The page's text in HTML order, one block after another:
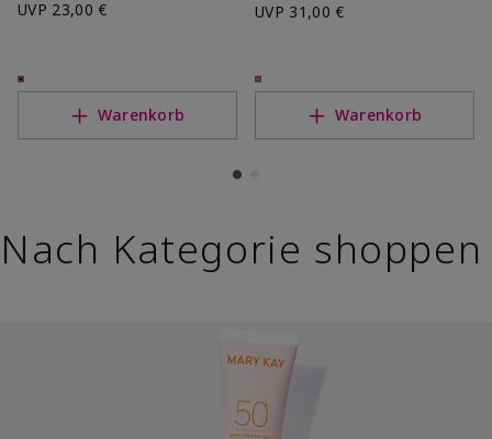
UVP 23,00 €
Warenkorb
UVP 31,00 €
Warenkorb
Nach Kategorie shoppen